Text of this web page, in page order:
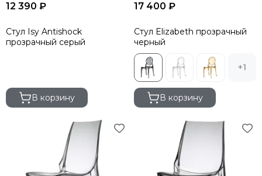
12 390 ₽
Стул Isy Antishock
прозрачный серый
В корзину
17 400 ₽
Стул Elizabeth прозрачный
черный
+1
В корзину